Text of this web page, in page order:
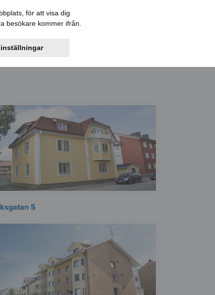
för att visa dig
besökare kommer ifrån.
Felanmälan
5